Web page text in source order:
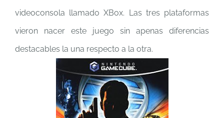
videoconsola llamado XBox. Las tres plataformas
vieron nacer este juego sin apenas diferencias
destacables la una respecto a la otra.